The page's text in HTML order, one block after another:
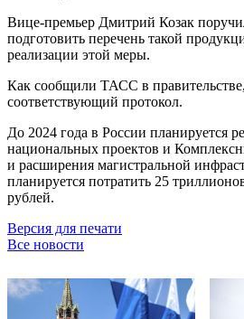
Вице-премьер Дмитрий Козак
подготовить перечень такой
реализации этой меры.
Как сообщили ТАСС в
соответствующий протокол.
До 2024 года в России планируется
национальных проектов и
и расширения магистральной
планируется потратить 25
рублей.
Версия для печати
Все новости